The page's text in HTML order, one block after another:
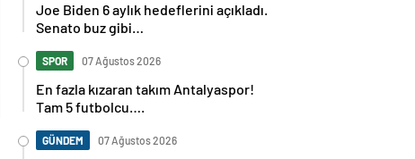
Joe Biden 6 aylık hedeflerini açıkladı.
Senato buz gibi…
SPOR 07 Ağustos 2026
En fazla kızaran takım Antalyaspor!
Tam 5 futbolcu….
GÜNDEM 07 Ağustos 2026